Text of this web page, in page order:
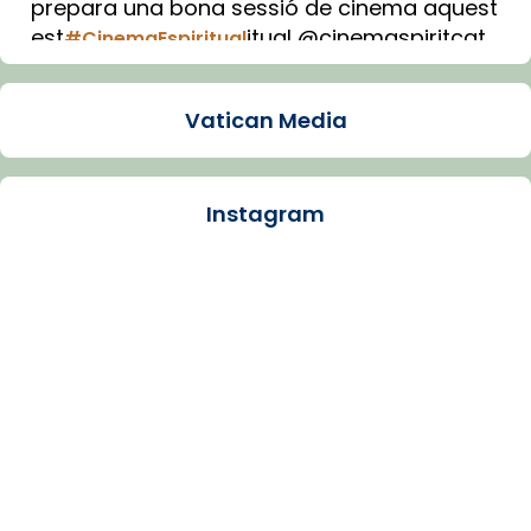
prepara una bona sessió de cinema aquest
est#CinemaEspiritualitual @cinemaspiritcat
Imatge: Generada amb IA (OpenAI)
Arquebisbat de Barcelona
Vatican Media
Instagram